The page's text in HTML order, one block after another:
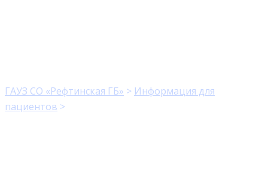
ГАУЗ СО «Рефтинская ГБ» > Информация для
пациентов >